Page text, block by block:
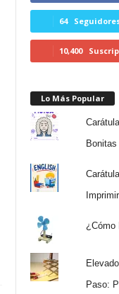
64
10,400
Lo Más Popular
¿Cómo
Paso: